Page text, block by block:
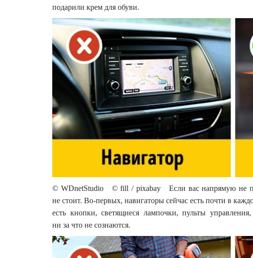
подарили крем для обуви.
© WDnetStudio © fill / pixabay Если вас напрямую не
не стоит. Во-первых, навигаторы сейчас есть почти в
есть кнопки, светящиеся лампочки, пульты
ни за что не сознаются.